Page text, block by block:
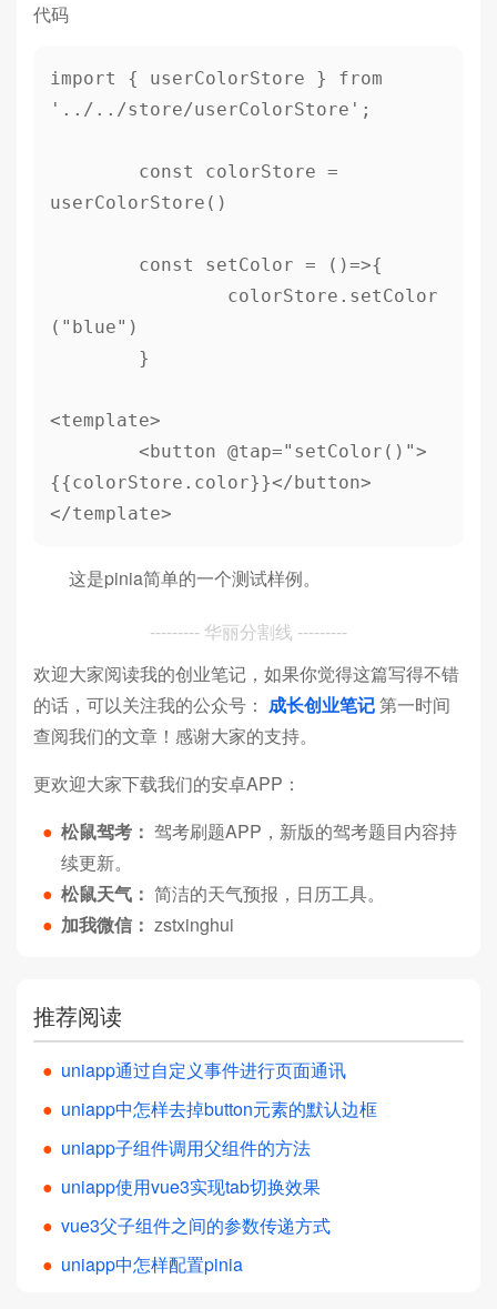
代码
import { userColorStore } from
'../../store/userColorStore';
userColorStore()
("blue")
<template>
{{colorStore.color}}</button>
</template>
这是pinia简单的一个测试样例。
--------- 华丽分割线 ---------
欢迎大家阅读我的创业笔记，如果你觉得这篇写得不错
的话，可以关注我的公众号： 成长创业笔记第一时间
查阅我们的文章！感谢大家的支持。
更欢迎大家下载我们的安卓APP：
● 松鼠驾考： 驾考刷题APP，新版的驾考题目内容持
续更新。
● 松鼠天气： 简洁的天气预报，日历工具。
● 加我微信： zstxinghui
推荐阅读
● uniapp通过自定义事件进行页面通讯
● uniapp中怎样去掉button元素的默认边框
● uniapp子组件调用父组件的方法
● uniapp使用vue3实现tab切换效果
● vue3父子组件之间的参数传递方式
● uniapp中怎样配置pinia